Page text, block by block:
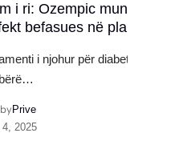
mund të ketë
në plakje
diabetin, Ozempic,